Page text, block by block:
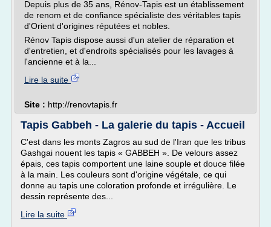
Depuis plus de 35 ans, Rénov-Tapis est un établissement
de renom et de confiance spécialiste des véritables tapis
d'Orient d'origines réputées et nobles.
Rénov Tapis dispose aussi d'un atelier de réparation et
d'entretien, et d'endroits spécialisés pour les lavages à
l'ancienne et à la...
Lire la suite
Site : http://renovtapis.fr
Tapis Gabbeh - La galerie du tapis - Accueil
C'est dans les monts Zagros au sud de l'Iran que les tribus
Gashgai nouent les tapis « GABBEH ». De velours assez
épais, ces tapis comportent une laine souple et douce filée
à la main. Les couleurs sont d'origine végétale, ce qui
donne au tapis une coloration profonde et irrégulière. Le
dessin représente des...
Lire la suite